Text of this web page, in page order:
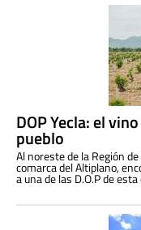
DOP Yecla: el
pueblo
Al noreste de la Región
comarca del Altiplano,
a una de las D.O.P de